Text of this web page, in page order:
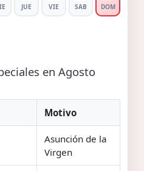
JUE VIE SAB DOM
en Agosto
Motivo
Asunción de la
Virgen